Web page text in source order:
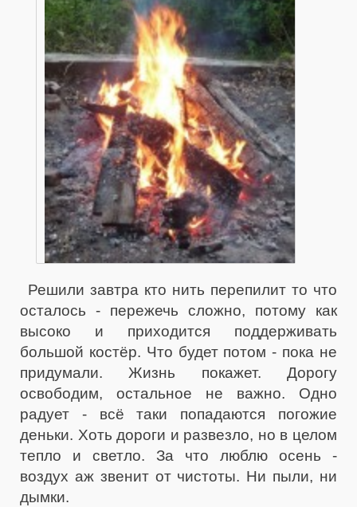
Решили завтра кто нить перепилит то что
осталось - пережечь сложно, потому как
высоко и приходится поддерживать
большой костёр. Что будет потом - пока не
придумали. Жизнь покажет. Дорогу
освободим, остальное не важно. Одно
радует - всё таки попадаются погожие
деньки. Хоть дороги и развезло, но в целом
тепло и светло. За что люблю осень -
воздух аж звенит от чистоты. Ни пыли, ни
дымки.